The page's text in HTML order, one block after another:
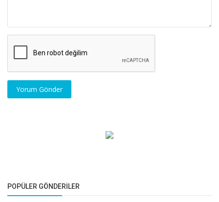
Yorum Gönder
POPÜLER GÖNDERILER